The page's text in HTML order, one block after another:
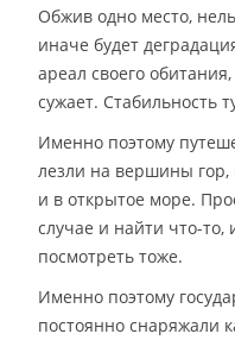
Обжив одно место,
иначе будет
ареал своего
сужает. Стабильность
Именно поэтому
лезли на вершины гор,
и в открытое море.
случае и найти что-то,
посмотреть тоже.
Именно поэтому
постоянно снаряжали